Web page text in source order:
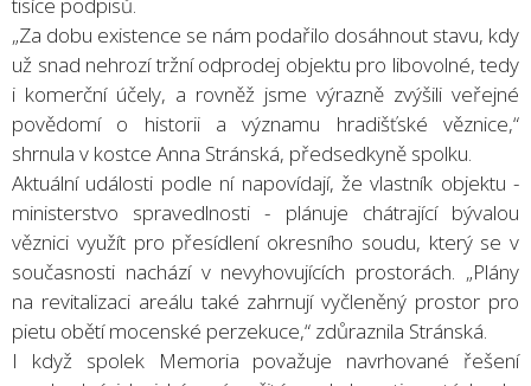
„Za dobu existence se nám podařilo dosáhnout stavu, kdy
už snad nehrozí tržní odprodej objektu pro libovolné, tedy
i komerční účely, a rovněž jsme výrazně zvýšili veřejné
povědomí o historii a významu hradišťské věznice,“
shrnula v kostce Anna Stránská, předsedkyně spolku.
Aktuální události podle ní napovídají, že vlastník objektu -
ministerstvo spravedlnosti - plánuje chátrající bývalou
věznici využít pro přesídlení okresního soudu, který se v
současnosti nachází v nevyhovujících prostorách. „Plány
na revitalizaci areálu také zahrnují vyčleněný prostor pro
pietu obětí mocenské perzekuce,“ zdůraznila Stránská.
I když spolek Memoria považuje navrhované řešení